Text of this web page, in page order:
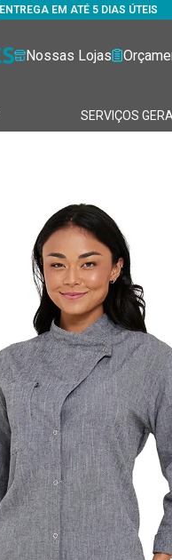
ENTREGA EM ATÉ 5 DIAS ÚTEIS
Nossas Lojas
SERVIÇOS